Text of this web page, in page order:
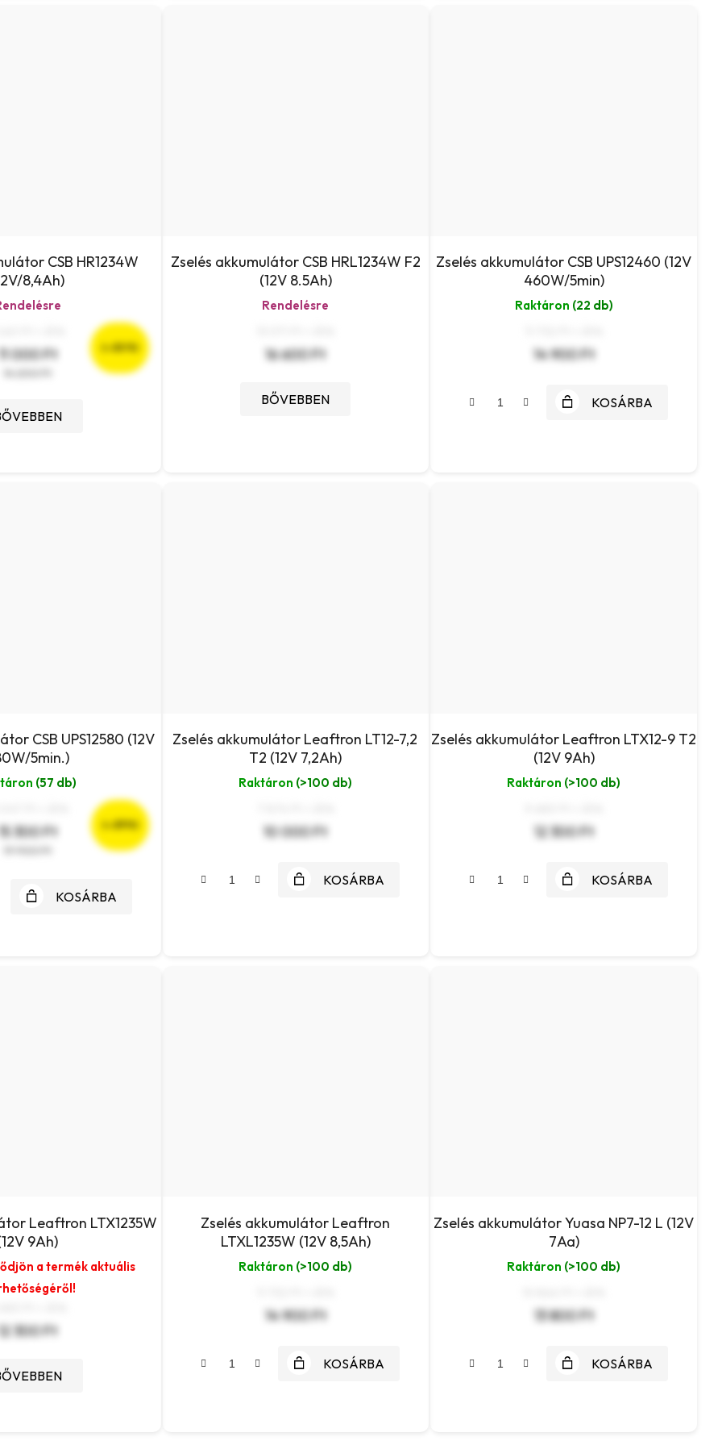
CSB HR1234W
8,4Ah)
11 000 Ft (–22 %)
Zselés akkumulátor CSB HRL1234W F2
(12V 8.5Ah)
Rendelésre
16 600 Ft
BŐVEBBEN
Zselés akkumulátor CSB UPS12460 (12V
460W/5min)
Raktáron (22 db)
14 900 Ft
KOSÁRBA
CSB UPS12580 (12V
5min.)
(57 db)
15 300 Ft (–23 %)
KOSÁRBA
Zselés akkumulátor Leaftron LT12-7,2
T2 (12V 7,2Ah)
Raktáron (>100 db)
10 000 Ft
KOSÁRBA
Zselés akkumulátor Leaftron LTX12-9 T2
(12V 9Ah)
Raktáron (>100 db)
12 300 Ft
KOSÁRBA
Leaftron LTX1235W
9Ah)
a termék aktuális
12 300 Ft
Zselés akkumulátor Leaftron
LTXL1235W (12V 8,5Ah)
Raktáron (>100 db)
14 900 Ft
KOSÁRBA
Zselés akkumulátor Yuasa NP7-12 L (12V
7Aa)
Raktáron (>100 db)
13 800 Ft
KOSÁRBA